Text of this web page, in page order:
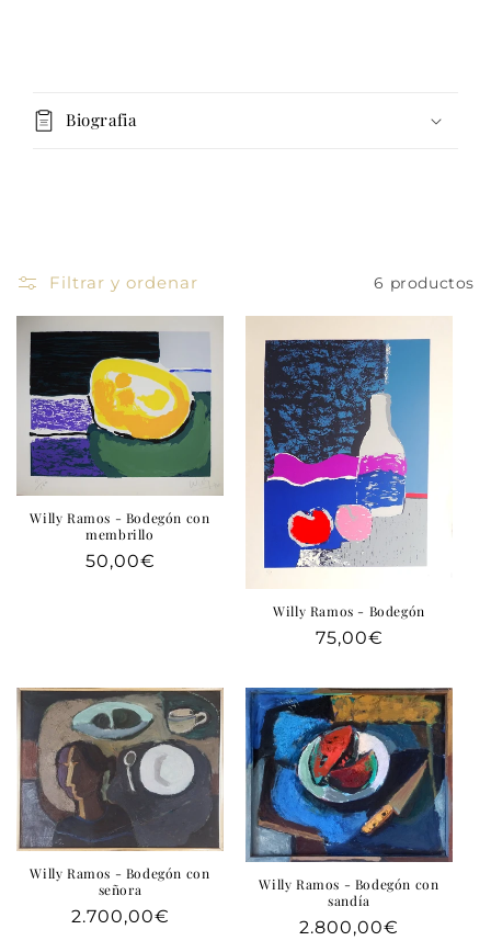
o
n
d
d
e
s
p
l
e
g
Biografia
Filtrar y ordenar 6 productos
Willy Ramos - Bodegón con
membrillo
Precio
50,00€
Willy Ramos - Bodegón
Precio
75,00€
Willy Ramos - Bodegón con
señora
Precio
2.700,00€
Willy Ramos - Bodegón con
sandía
Precio
2.800,00€